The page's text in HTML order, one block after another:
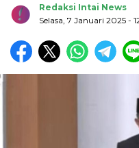
Redaksi Intai News
Selasa, 7 Januari 2025 -